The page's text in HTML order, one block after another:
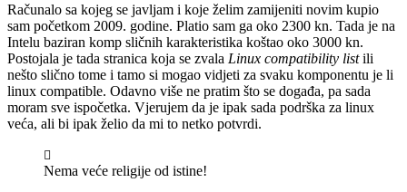
Računalo sa kojeg se javljam i koje želim zamijeniti novim kupio
sam početkom 2009. godine. Platio sam ga oko 2300 kn. Tada je na
Intelu baziran komp sličnih karakteristika koštao oko 3000 kn.
Postojala je tada stranica koja se zvala Linux compatibility listili
nešto slično tome i tamo si mogao vidjeti za svaku komponentu je li
linux compatible. Odavno više ne pratim što se događa, pa sada
moram sve ispočetka. Vjerujem da je ipak sada podrška za linux
veća, ali bi ipak želio da mi to netko potvrdi.
Nema veće religije od istine!